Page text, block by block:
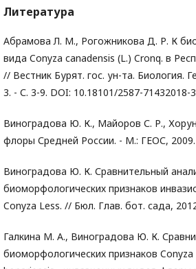
Литература
Абрамова Л. М., Рогожникова Д. Р. К
вида Conyza canadensis (L.) Cronq. в
// Вестник Бурят. гос. ун-та. Биология.
3. - С. 3-9. DOI: 10.18101/2587-71432018-
Виноградова Ю. К., Mайоров С. Р.,
флоры Средней России. - M.: ГЕОС, 2009.
Виноградова Ю. К. Сравнительный
биоморфологических признаков
Conyza Less. // Бюл. Глав. бот. сада,
Галкина M. А., Виноградова Ю. К.
биоморфологических признаков Conyza